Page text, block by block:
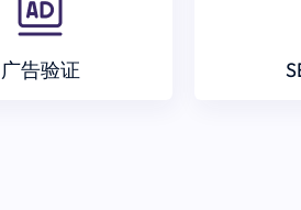
广告验证